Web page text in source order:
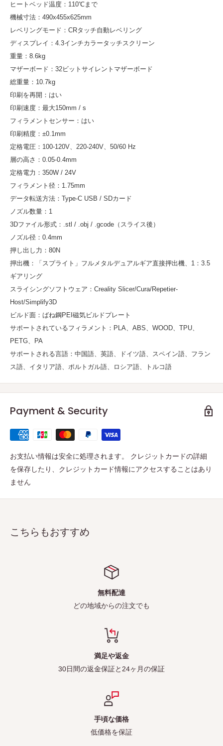
ヒートベッド温度：110℃まで
機械寸法：490x455x625mm
レベリングモード：CRタッチ自動レベリング
ディスプレイ：4.3インチカラータッチスクリーン
重量：8.6kg
マザーボード：32ビットサイレントマザーボード
総重量：10.7kg
印刷を再開：はい
印刷速度：最大150mm / s
フィラメントセンサー：はい
印刷精度：±0.1mm
定格電圧：100-120V、220-240V、50/60 Hz
層の高さ：0.05-0.4mm
定格電力：350W / 24V
フィラメント径：1.75mm
データ転送方法：Type-C USB / SDカード
ノズル数量：1
3Dファイル形式：.stl / .obj / .gcode（スライス後）
ノズル径：0.4mm
押し出し力：80N
押出機：「スプライト」フルメタルデュアルギア直接押出機、1：3.5
ギアリング
スライシングソフトウェア：Creality Slicer/Cura/Repetier-
Host/Simplify3D
ビルド面：ばね鋼PEI磁気ビルドプレート
サポートされているフィラメント：PLA、ABS、WOOD、TPU、
PETG、PA
サポートされる言語：中国語、英語、ドイツ語、スペイン語、フラン
ス語、イタリア語、ポルトガル語、ロシア語、トルコ語
Payment & Security
お支払い情報は安全に処理されます。 クレジットカードの詳細
を保存したり、クレジットカード情報にアクセスすることはあり
ません
こちらもおすすめ
無料配達
どの地域からの注文でも
満足や返金
30日間の返金保証と24ヶ月の保証
手頃な価格
低価格を保証